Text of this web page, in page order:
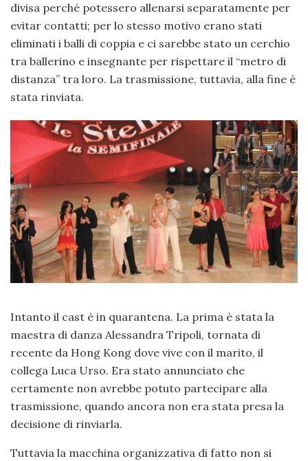
divisa perché potessero allenarsi separatamente per
evitar contatti; per lo stesso motivo erano stati
eliminati i balli di coppia e ci sarebbe stato un cerchio
tra ballerino e insegnante per rispettare il “metro di
distanza” tra loro. La trasmissione, tuttavia, alla fine è
stata rinviata.
Intanto il cast è in quarantena. La prima è stata la
maestra di danza Alessandra Tripoli, tornata di
recente da Hong Kong dove vive con il marito, il
collega Luca Urso. Era stato annunciato che
certamente non avrebbe potuto partecipare alla
trasmissione, quando ancora non era stata presa la
decisione di rinviarla.
Tuttavia la macchina organizzativa di fatto non si